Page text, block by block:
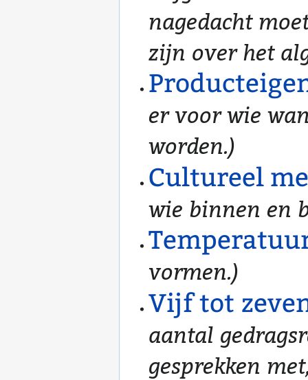
nagedacht
zijn over het
er voor wie
worden.)
Cultureel
wie binnen en
vormen.)
Vijf tot
aantal
gesprekken